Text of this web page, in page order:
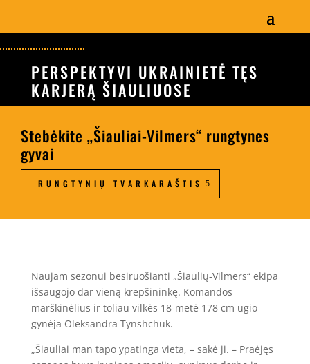
PERSPEKTYVI UKRAINIETĖ TĘS
KARJERĄ ŠIAULIUOSE
Stebėkite „Šiauliai-Vilmers“ rungtynes
gyvai
RUNGTYNIŲ TVARKARAŠTIS
Naujam sezonui besiruošianti „Šiaulių-Vilmers“ ekipa
išsaugojo dar vieną krepšininkę. Komandos
marškinėlius ir toliau vilkės 18-metė 178 cm ūgio
gynėja Oleksandra Tynshchuk.
„Šiauliai man tapo ypatinga vieta, – sakė ji. – Praėjęs